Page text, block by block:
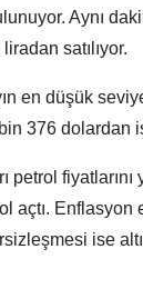
Aynı
satılıyor.
en düşük
376 dolardan
petrol
açtı. Enflasyon
ise